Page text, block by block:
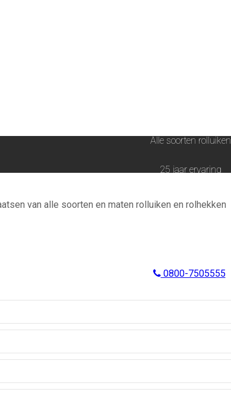
Alle soorten rolluiken
25 jaar ervaring
Maatwerk
van alle soorten en maten rolluiken en rolhekken
0800-7505555